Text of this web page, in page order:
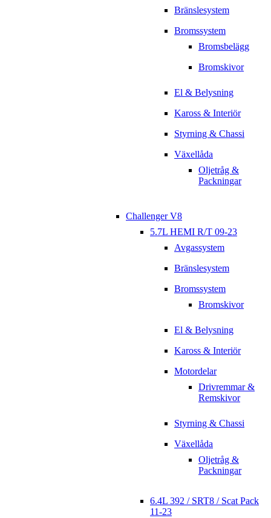
Bränslesystem
Bromssystem
Bromsbelägg
Bromskivor
El & Belysning
Kaross & Interiör
Styrning & Chassi
Växellåda
Oljetråg &
Packningar
Challenger V8
5.7L HEMI R/T 09-23
Avgassystem
Bränslesystem
Bromssystem
Bromskivor
El & Belysning
Kaross & Interiör
Motordelar
Drivremmar &
Remskivor
Styrning & Chassi
Växellåda
Oljetråg &
Packningar
6.4L 392 / SRT8 / Scat Pack
11-23